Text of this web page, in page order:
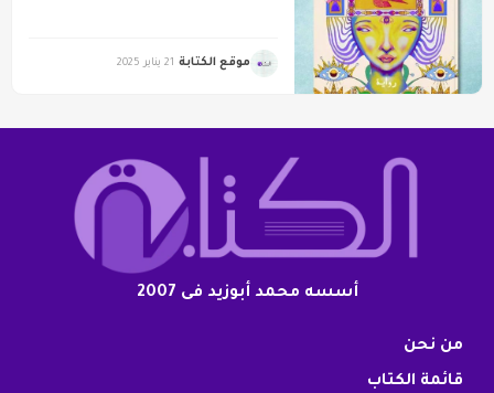
موقع الكتابة 21 يناير 2025
أسسه محمد أبوزيد فى 2007
من نحن
قائمة الكتاب